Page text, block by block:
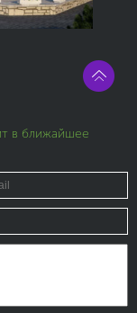
в ближайшее